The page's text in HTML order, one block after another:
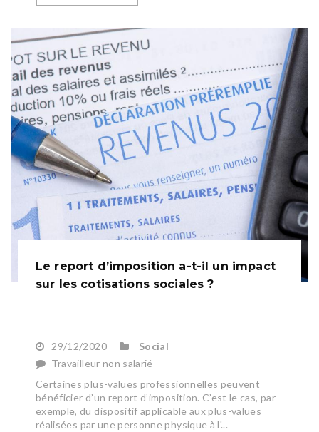
Le report d’imposition a-t-il un impact
sur les cotisations sociales ?
29/12/2020
Social
Travailleur non salarié
Certaines plus-values professionnelles peuvent
bénéficier d’un report d’imposition. C’est le cas, par
exemple, du dispositif applicable aux plus-values
réalisées par une personne physique à l'...